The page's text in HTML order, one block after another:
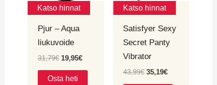
Katso hinnat
Pjur – Aqua
liukuvoide
31,79€ 19,95€
Osta heti
Katso hinnat
Satisfyer Sexy
Secret Panty
Vibrator
43,99€ 35,19€